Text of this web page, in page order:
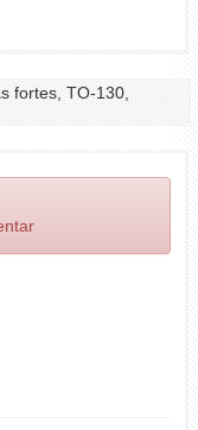
fortes, TO-130,